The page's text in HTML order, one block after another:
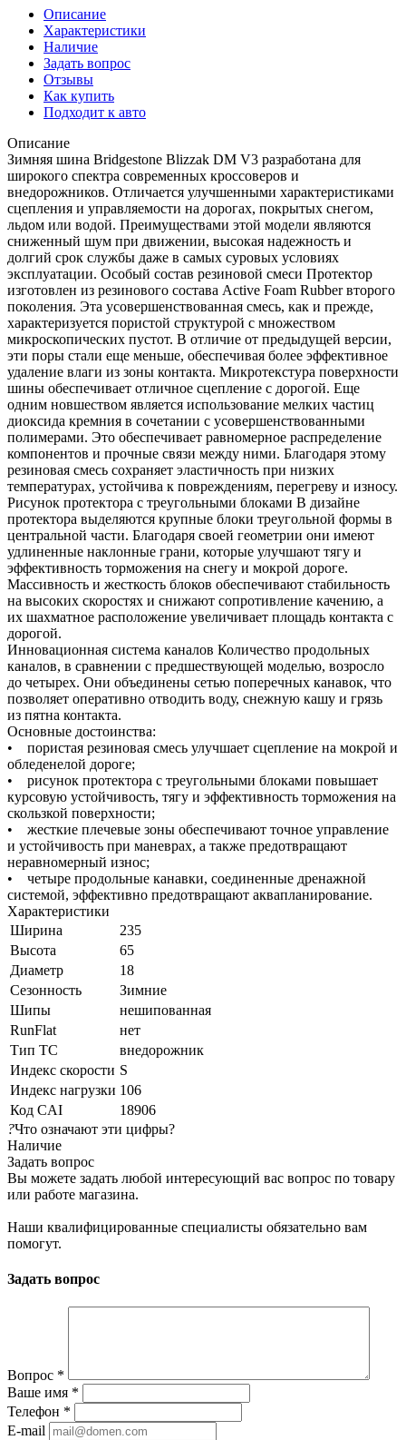
Описание
Характеристики
Наличие
Задать вопрос
Отзывы
Как купить
Подходит к авто
Описание
Зимняя шина Bridgestone Blizzak DM V3 разработана для
широкого спектра современных кроссоверов и
внедорожников. Отличается улучшенными характеристиками
сцепления и управляемости на дорогах, покрытых снегом,
льдом или водой. Преимуществами этой модели являются
сниженный шум при движении, высокая надежность и
долгий срок службы даже в самых суровых условиях
эксплуатации. Особый состав резиновой смеси Протектор
изготовлен из резинового состава Active Foam Rubber второго
поколения. Эта усовершенствованная смесь, как и прежде,
характеризуется пористой структурой с множеством
микроскопических пустот. В отличие от предыдущей версии,
эти поры стали еще меньше, обеспечивая более эффективное
удаление влаги из зоны контакта. Микротекстура поверхности
шины обеспечивает отличное сцепление с дорогой. Еще
одним новшеством является использование мелких частиц
диоксида кремния в сочетании с усовершенствованными
полимерами. Это обеспечивает равномерное распределение
компонентов и прочные связи между ними. Благодаря этому
резиновая смесь сохраняет эластичность при низких
температурах, устойчива к повреждениям, перегреву и износу.
Рисунок протектора с треугольными блоками В дизайне
протектора выделяются крупные блоки треугольной формы в
центральной части. Благодаря своей геометрии они имеют
удлиненные наклонные грани, которые улучшают тягу и
эффективность торможения на снегу и мокрой дороге.
Массивность и жесткость блоков обеспечивают стабильность
на высоких скоростях и снижают сопротивление качению, а
их шахматное расположение увеличивает площадь контакта с
дорогой.
Инновационная система каналов Количество продольных
каналов, в сравнении с предшествующей моделью, возросло
до четырех. Они объединены сетью поперечных канавок, что
позволяет оперативно отводить воду, снежную кашу и грязь
из пятна контакта.
Основные достоинства:
• пористая резиновая смесь улучшает сцепление на мокрой и
обледенелой дороге;
• рисунок протектора с треугольными блоками повышает
курсовую устойчивость, тягу и эффективность торможения на
скользкой поверхности;
• жесткие плечевые зоны обеспечивают точное управление
и устойчивость при маневрах, а также предотвращают
неравномерный износ;
• четыре продольные канавки, соединенные дренажной
системой, эффективно предотвращают аквапланирование.
Характеристики
Ширина
235
Высота
65
Диаметр
18
Сезонность
Зимние
Шипы
нешипованная
RunFlat
нет
Тип ТС
внедорожник
Индекс скорости S
Индекс нагрузки 106
Код CAI
18906
?Что означают эти цифры?
Наличие
Задать вопрос
Вы можете задать любой интересующий вас вопрос по товару
или работе магазина.
Наши квалифицированные специалисты обязательно вам
помогут.
Задать вопрос
Вопрос *
Ваше имя *
Телефон *
E-mail